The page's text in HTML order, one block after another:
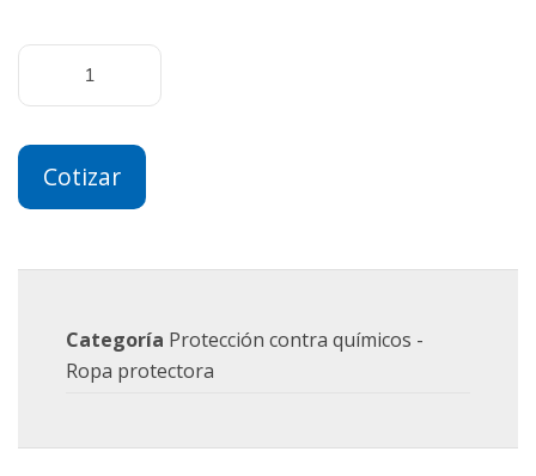
Cotizar
Categoría Protección contra químicos -
Ropa protectora